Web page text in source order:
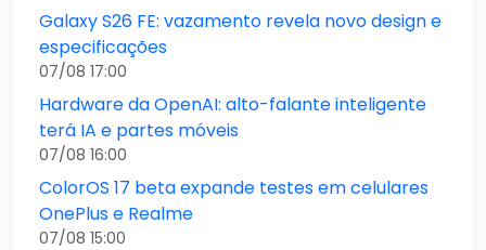
Galaxy S26 FE: vazamento revela novo design e
especificações
07/08 17:00
Hardware da OpenAI: alto-falante inteligente
terá IA e partes móveis
07/08 16:00
ColorOS 17 beta expande testes em celulares
OnePlus e Realme
07/08 15:00